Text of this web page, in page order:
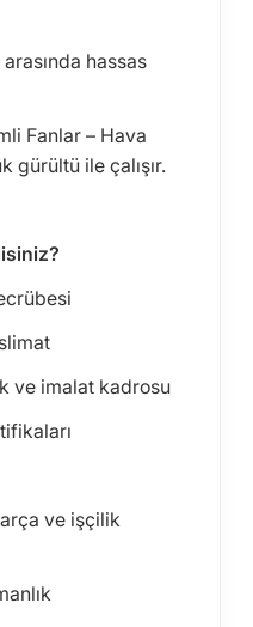
arasında hassas
Fanlar – Hava
gürültü ile çalışır.
ve imalat kadrosu
ve işçilik